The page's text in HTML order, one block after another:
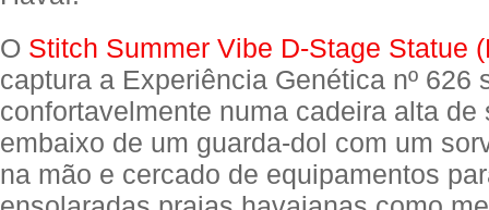
O Stitch Summer Vibe D-Stage Statue
captura a Experiência Genética nº 626
confortavelmente numa cadeira alta de
embaixo de um guarda-dol com um
na mão e cercado de equipamentos